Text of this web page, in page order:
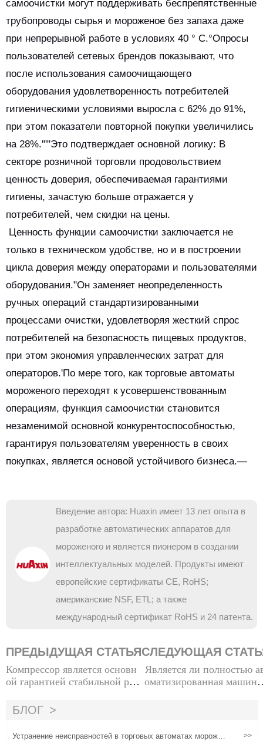
самоочистки могут поддерживать беспрепятственные
трубопроводы сырья и мороженое без запаха даже
при непрерывной работе в условиях 40 ° C.°Опросы
пользователей сетевых брендов показывают, что
после использования самоочищающего
оборудования удовлетворенность потребителей
гигиеническими условиями выросла с 62% до 91%,
при этом показатели повторной покупки увеличились
на 28%.'""Это подтверждает основной логику: В
секторе розничной торговли продовольствием
ценность доверия, обеспечиваемая гарантиями
гигиены, зачастую больше отражается у
потребителей, чем скидки на цены.
Ценность функции самоочистки заключается не
только в техническом удобстве, но и в построении
цикла доверия между операторами и пользователями
оборудования."Он заменяет неопределенность
ручных операций стандартизированными
процессами очистки, удовлетворяя жесткий спрос
потребителей на безопасность пищевых продуктов,
при этом экономия управленческих затрат для
операторов.'По мере того, как торговые автоматы
мороженого переходят к усовершенствованным
операциям, функция самоочистки становится
незаменимой основной конкурентоспособностью,
гарантируя пользователям уверенность в своих
покупках, является основой устойчивого бизнеса.—
Введение автора: Huaxin имеет 13 лет опыта в
разработке автоматических аппаратов для
мороженого и является пионером в создании
интеллектуальных моделей. Продукты имеют
европейские сертификаты CE, RoHS;
американские NSF, ETL; а также
международный сертификат RoHS и 24 патента.
ПРЕДЫДУЩАЯ СТАТЬЯ
Компрессор является основн
ой гарантией стабильной раб
оженого
СЛЕДУЮЩАЯ
Является ли полностью
оматизированная
БЛОГ
Устранение неисправностей в торговых автоматах морожен
>>